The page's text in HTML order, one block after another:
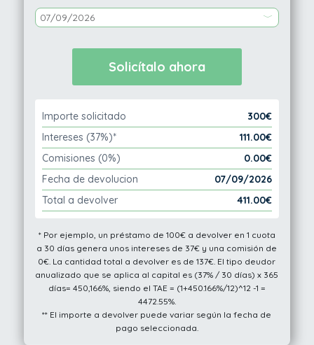
Importe solicitado
300€
Intereses (37%)*
111.00€
Comisiones (0%)
0.00€
Fecha de devolucion
07/09/2026
Total a devolver
411.00€
* Por ejemplo, un préstamo de 100€ a devolver en 1 cuota
a 30 días genera unos intereses de 37€ y una comisión de
0€. La cantidad total a devolver es de 137€. El tipo deudor
anualizado que se aplica al capital es (37% / 30 días) x 365
días= 450,166%, siendo el TAE = (1+450.166%/12)^12 -1 =
4472.55%.
** El importe a devolver puede variar según la fecha de
pago seleccionada.